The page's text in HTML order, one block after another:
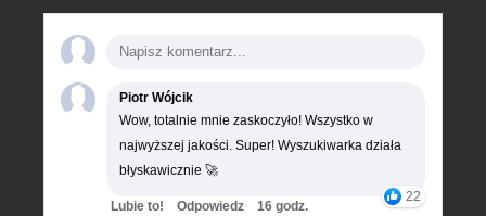
Piotr Wójcik
Wow, totalnie mnie zaskoczyło! Wszystko w
najwyższej jakości. Super! Wyszukiwarka działa
błyskawicznie 🚀
22
Lubie to! Odpowiedz
16 godz.